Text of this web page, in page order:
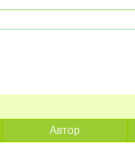
Автор